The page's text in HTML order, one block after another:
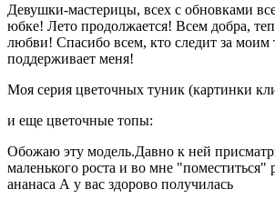
Девушки-мастерицы, всех с обновками
юбке! Лето продолжается! Всем добра,
любви! Спасибо всем, кто следит за моим
поддерживает меня!
Моя серия цветочных туник (картинки
и еще цветочные топы:
Обожаю эту модель.Давно к ней
маленького роста и во мне "поместиться"
ананаса А у вас здорово получилась